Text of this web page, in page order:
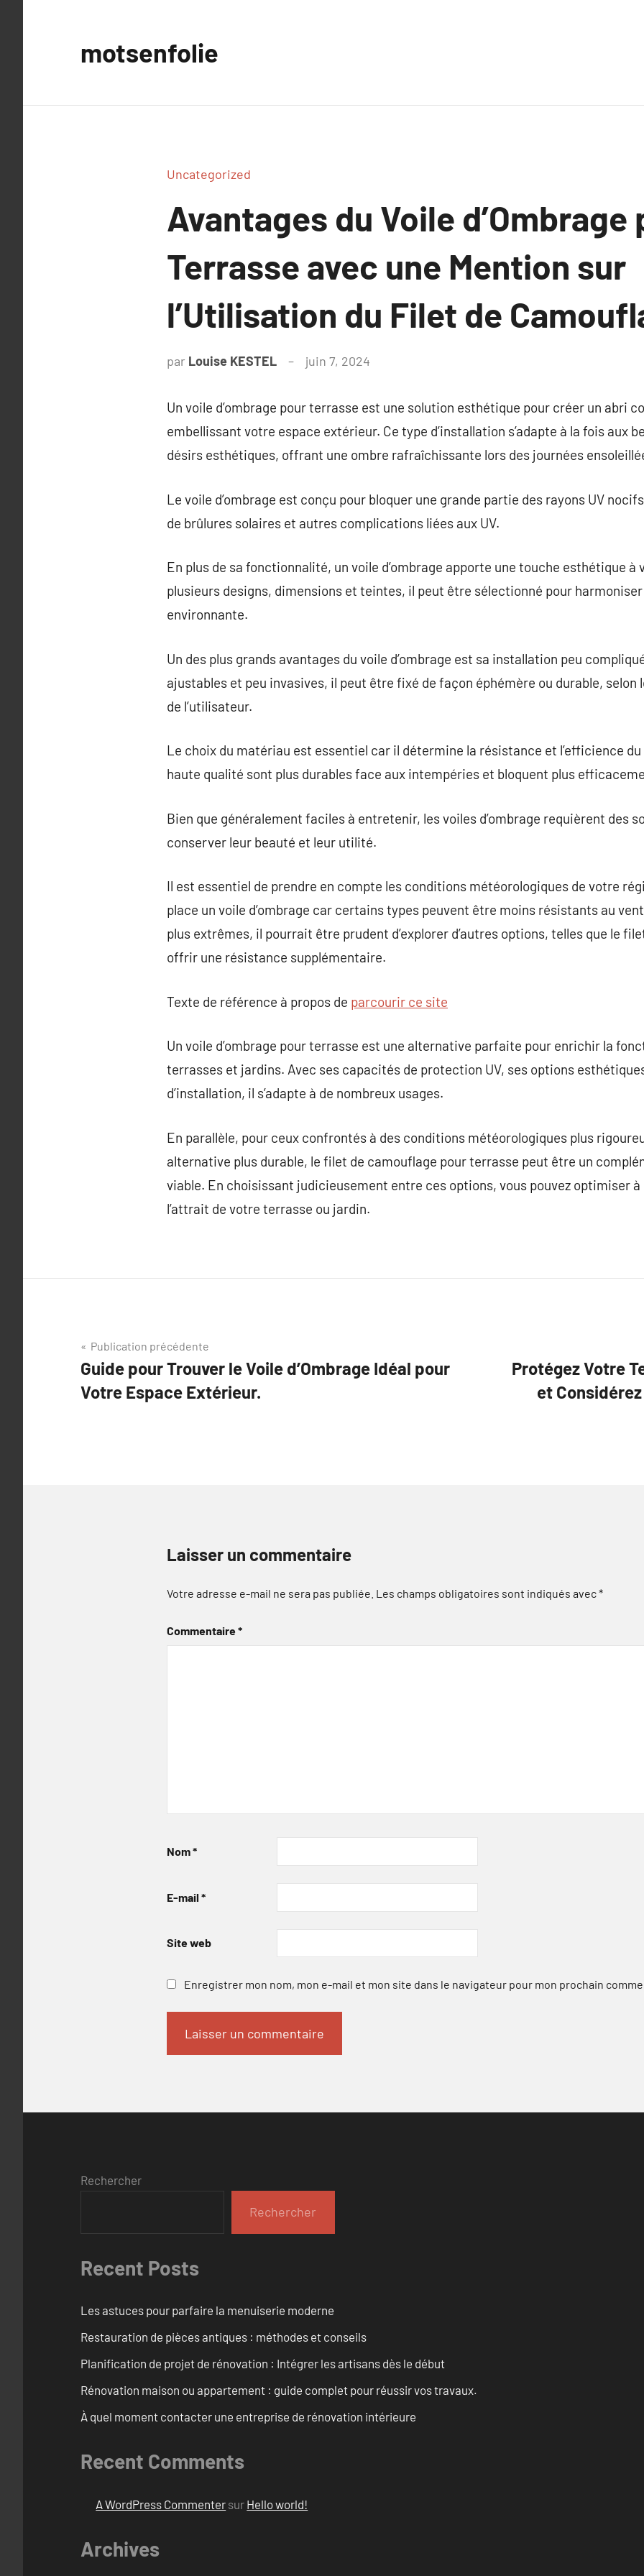
motsenfolie
Uncategorized
Avantages du Voile d’Ombrage
Terrasse avec une Mention sur
l’Utilisation du Filet de
par Louise KESTEL juin 7, 2024
Un voile d’ombrage pour terrasse est une solution esthétique pour créer un abri
embellissant votre espace extérieur. Ce type d’installation s’adapte à la fois aux
désirs esthétiques, offrant une ombre rafraîchissante lors des journées
Le voile d’ombrage est conçu pour bloquer une grande partie des rayons UV
de brûlures solaires et autres complications liées aux UV.
En plus de sa fonctionnalité, un voile d’ombrage apporte une touche esthétique à
plusieurs designs, dimensions et teintes, il peut être sélectionné pour
environnante.
Un des plus grands avantages du voile d’ombrage est sa installation peu
ajustables et peu invasives, il peut être fixé de façon éphémère ou durable, selon
de l’utilisateur.
Le choix du matériau est essentiel car il détermine la résistance et l’efficience
haute qualité sont plus durables face aux intempéries et bloquent plus
Bien que généralement faciles à entretenir, les voiles d’ombrage requièrent des
conserver leur beauté et leur utilité.
Il est essentiel de prendre en compte les conditions météorologiques de votre
place un voile d’ombrage car certains types peuvent être moins résistants au
plus extrêmes, il pourrait être prudent d’explorer d’autres options, telles que le
offrir une résistance supplémentaire.
Texte de référence à propos de parcourir ce site
Un voile d’ombrage pour terrasse est une alternative parfaite pour enrichir la
terrasses et jardins. Avec ses capacités de protection UV, ses options
d’installation, il s’adapte à de nombreux usages.
En parallèle, pour ceux confrontés à des conditions météorologiques plus
alternative plus durable, le filet de camouflage pour terrasse peut être un
viable. En choisissant judicieusement entre ces options, vous pouvez optimiser
l’attrait de votre terrasse ou jardin.
Navigation
de
l’article
Publication précédente
Guide pour Trouver le Voile d’Ombrage Idéal pour
Votre Espace Extérieur.
Protégez Votre
et
Laisser un commentaire
Votre adresse e-mail ne sera pas publiée. Les champs obligatoires sont indiqués avec*
Commentaire*
Nom*
E-mail *
Site web
Enregistrer mon nom, mon e-mail et mon site dans le navigateur pour mon prochain
Rechercher
Rechercher
Recent Posts
Les astuces pour parfaire la menuiserie moderne
Restauration de pièces antiques : méthodes et conseils
Planification de projet de rénovation : Intégrer les artisans dès le début
Rénovation maison ou appartement : guide complet pour réussir vos travaux.
À quel moment contacter une entreprise de rénovation intérieure
Recent Comments
A WordPress Commenter sur Hello world!
Archives